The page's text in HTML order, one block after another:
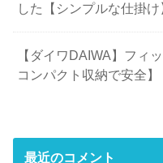
した【シンプルな仕掛け
【ダイワDAIWA】フィ
コンパクト収納で安全】
最近のコメント